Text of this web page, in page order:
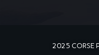
2025 CORSE